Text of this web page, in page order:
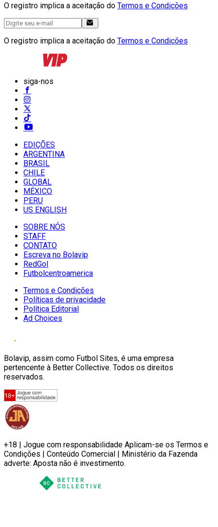
O registro implica a aceitação do Termos e Condições
O registro implica a aceitação do Termos e Condições
siga-nos
EDIÇÕES
ARGENTINA
BRASIL
CHILE
GLOBAL
MÉXICO
PERU
US ENGLISH
SOBRE NÓS
STAFF
CONTATO
Escreva no Bolavip
RedGol
Futbolcentroamerica
Termos e Condições
Políticas de privacidade
Política Editorial
Ad Choices
Bolavip, assim como Futbol Sites, é uma empresa
pertencente à Better Collective. Todos os direitos
reservados.
+18 | Jogue com responsabilidade Aplicam-se os Termos e
Condições | Conteúdo Comercial | Ministério da Fazenda
adverte: Aposta não é investimento.